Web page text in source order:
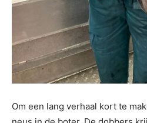
Om een lang verhaal kort te